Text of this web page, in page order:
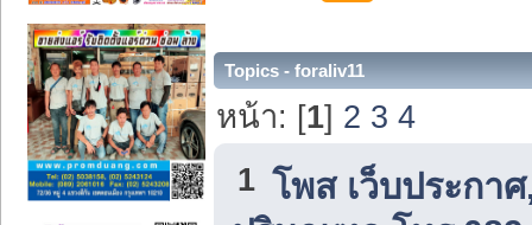
Topics - foraliv11
หน้า: [1] 2 3 4
1 โพส เว็บประกา